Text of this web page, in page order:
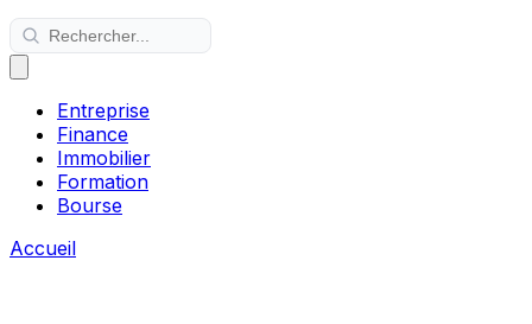
Entreprise
Finance
Immobilier
Formation
Bourse
Accueil